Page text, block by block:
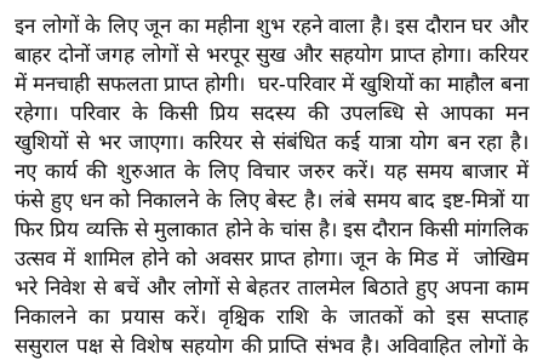
म
सा
म
यि
क
मा
तृ
भू
मि
स्तं
भ
इन लोगों के लिए जून का महीना शुभ रहने वाला है। इस दौरान घर और
बाहर दोनों जगह लोगों से भरपूर सुख और सहयोग प्राप्त होगा। करियर
में मनचाही सफलता प्राप्त होगी। घर-परिवार में खुशियों का माहौल बना
रहेगा। परिवार के किसी प्रिय सदस्य की उपलब्धि से आपका मन
खुशियों से भर जाएगा। करियर से संबंधित कई यात्रा योग बन रहा है।
नए कार्य की शुरुआत के लिए विचार जरुर करें। यह समय बाजार में
फंसे हुए धन को निकालने के लिए बेस्ट है। लंबे समय बाद इष्ट-मित्रों या
फिर प्रिय व्यक्ति से मुलाकात होने के चांस है। इस दौरान किसी मांगलिक
उत्सव में शामिल होने को अवसर प्राप्त होगा। जून के मिड में जोखिम
भरे निवेश से बचें और लोगों से बेहतर तालमेल बिठाते हुए अपना काम
निकालने का प्रयास करें। वृश्चिक राशि के जातकों को इस सप्ताह
ससुराल पक्ष से विशेष सहयोग की प्राप्ति संभव है। अविवाहित लोगों के